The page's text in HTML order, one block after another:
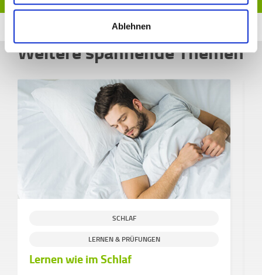
Ablehnen
Weitere spannende Themen
SCHLAF
LERNEN & PRÜFUNGEN
Lernen wie im Schlaf